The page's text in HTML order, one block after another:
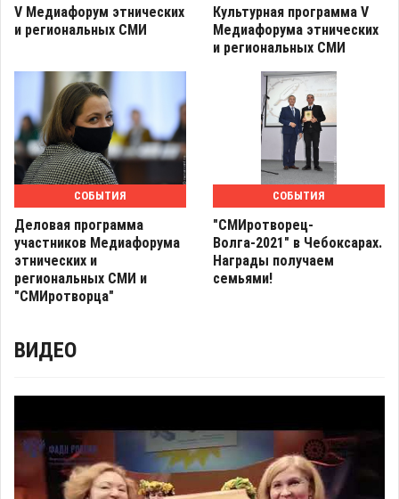
V Медиафорум этнических
и региональных СМИ
Культурная программа V
Медиафорума этнических
и региональных СМИ
СОБЫТИЯ
Деловая программа
участников Медиафорума
этнических и
региональных СМИ и
"СМИротворца"
СОБЫТИЯ
"СМИротворец-
Волга-2021" в Чебоксарах.
Награды получаем
семьями!
ВИДЕО